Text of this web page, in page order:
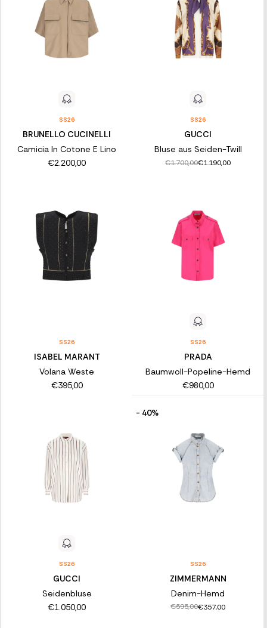
SS26
BRUNELLO CUCINELLI
Camicia In Cotone E Lino
€2.200,00
SS26
GUCCI
Bluse aus Seiden-Twill
€1.700,00€1.190,00
SS26
ISABEL MARANT
Volana Weste
€395,00
SS26
PRADA
Baumwoll-Popeline-Hemd
€980,00
SS26
GUCCI
Seidenbluse
€1.050,00
- 40%
SS26
ZIMMERMANN
Denim-Hemd
€595,00€357,00